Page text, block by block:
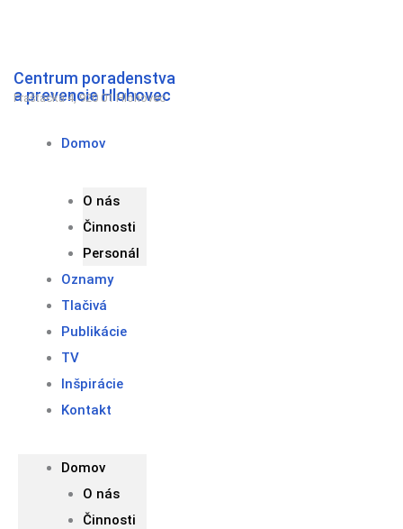
Centrum poradenstva
a prevencie Hlohovec
Fraštacká 4, 920 01 Hlohovec
Domov
O nás
Činnosti
Personál
Oznamy
Tlačivá
Publikácie
TV
Inšpirácie
Kontakt
Domov
O nás
Činnosti